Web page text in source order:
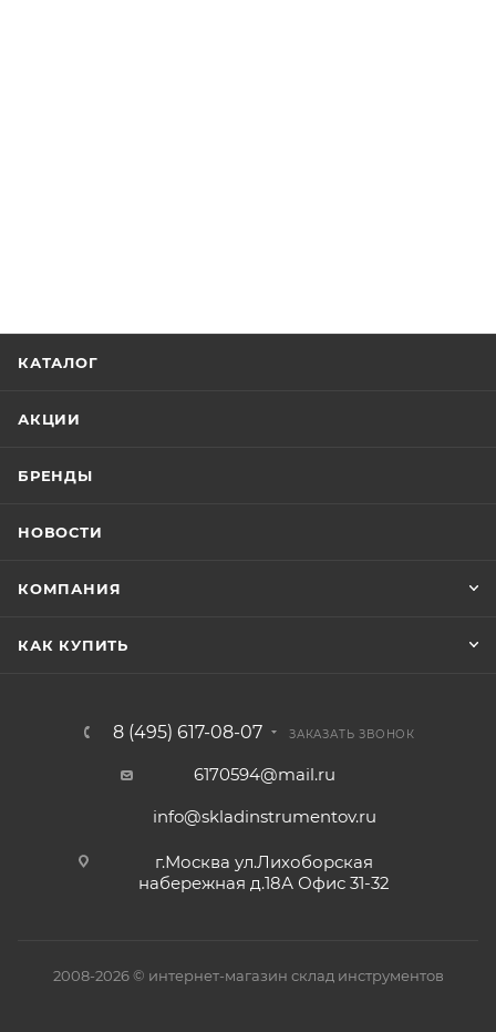
КАТАЛОГ
АКЦИИ
БРЕНДЫ
НОВОСТИ
КОМПАНИЯ
КАК КУПИТЬ
8 (495) 617-08-07 ЗАКАЗАТЬ ЗВОНОК
6170594@mail.ru
info@skladinstrumentov.ru
г.Москва ул.Лихоборская
набережная д.18А Офис 31-32
2008-2026 © интернет-магазин склад инструментов